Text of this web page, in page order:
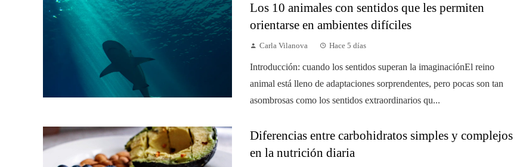
Los 10 animales con sentidos que les permiten
orientarse en ambientes difíciles
Carla Vilanova Hace 5 días
Introducción: cuando los sentidos superan la imaginaciónEl reino
animal está lleno de adaptaciones sorprendentes, pero pocas son tan
asombrosas como los sentidos extraordinarios qu...
Diferencias entre carbohidratos simples y complejos
en la nutrición diaria